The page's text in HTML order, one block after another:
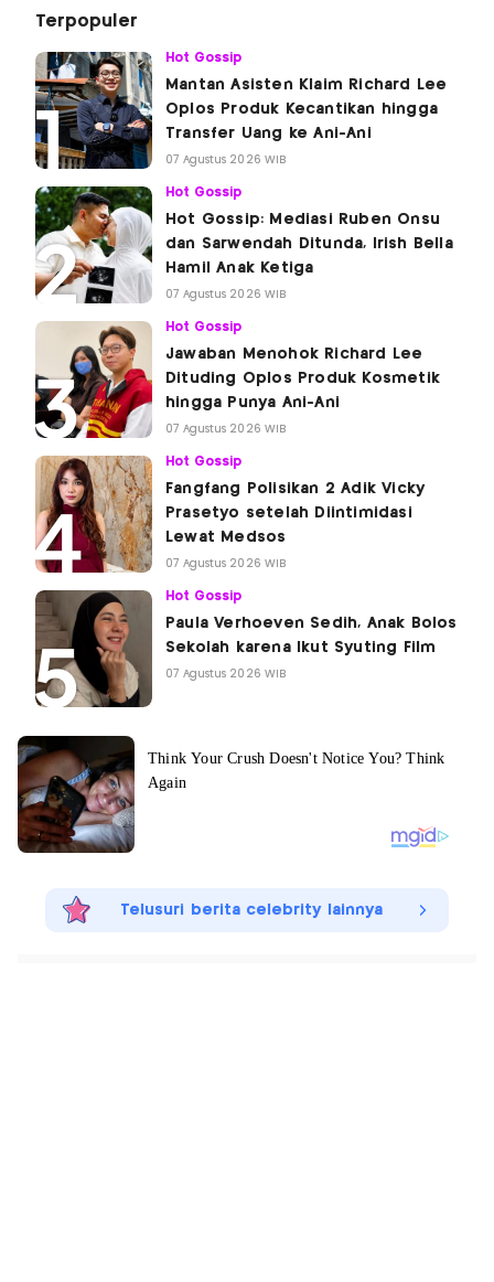
Terpopuler
Hot Gossip
Mantan Asisten Klaim Richard Lee
Oplos Produk Kecantikan hingga
Transfer Uang ke Ani-Ani
07 Agustus 2026 WIB
Hot Gossip
Hot Gossip: Mediasi Ruben Onsu
dan Sarwendah Ditunda, Irish Bella
Hamil Anak Ketiga
07 Agustus 2026 WIB
Hot Gossip
Jawaban Menohok Richard Lee
Dituding Oplos Produk Kosmetik
hingga Punya Ani-Ani
07 Agustus 2026 WIB
Hot Gossip
Fangfang Polisikan 2 Adik Vicky
Prasetyo setelah Diintimidasi
Lewat Medsos
07 Agustus 2026 WIB
Hot Gossip
Paula Verhoeven Sedih, Anak Bolos
Sekolah karena Ikut Syuting Film
07 Agustus 2026 WIB
Telusuri berita celebrity lainnya